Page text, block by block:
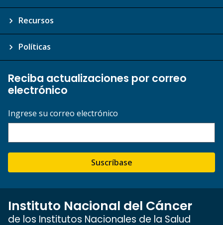
Recursos
Políticas
Reciba actualizaciones por correo
electrónico
Ingrese su correo electrónico
Suscríbase
Instituto Nacional del Cáncer
de los Institutos Nacionales de la Salud